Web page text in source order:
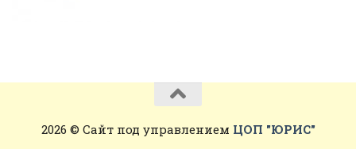
2026 © Сайт под управлением ЦОП "ЮРИС"